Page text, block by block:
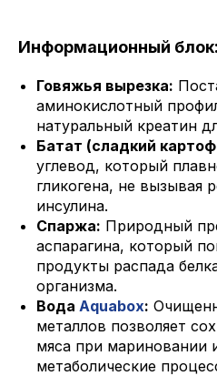
Информационный
Говяжья вырезка:
аминокислотный
натуральный креатин
Батат (сладкий
углевод, который
гликогена, не вызывая
инсулина.
Спаржа: Природный
аспарагина, который
продукты распада
организма.
Вода Aquabox:
металлов позволяет
мяса при мариновании
метаболические